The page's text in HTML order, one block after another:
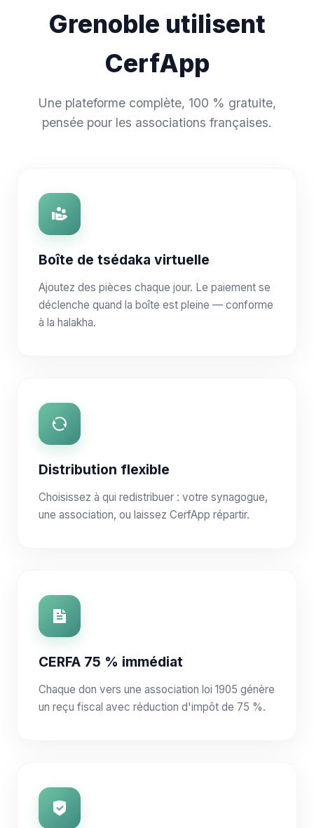
Grenoble utilisent
CerfApp
Une plateforme complète, 100 % gratuite,
pensée pour les associations françaises.
Boîte de tsédaka virtuelle
Ajoutez des pièces chaque jour. Le paiement se
déclenche quand la boîte est pleine — conforme
à la halakha.
Distribution flexible
Choisissez à qui redistribuer : votre synagogue,
une association, ou laissez CerfApp répartir.
CERFA 75 % immédiat
Chaque don vers une association loi 1905 génère
un reçu fiscal avec réduction d'impôt de 75 %.